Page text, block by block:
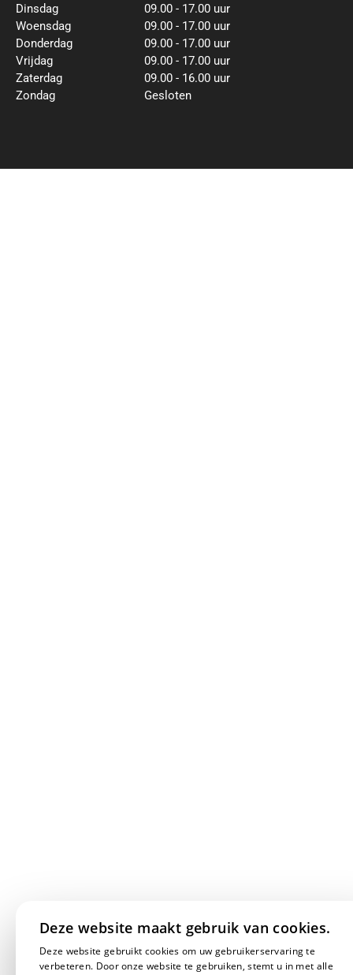
Dinsdag
09.00 - 17.00 uur
Woensdag
09.00 - 17.00 uur
Donderdag
09.00 - 17.00 uur
Vrijdag
09.00 - 17.00 uur
Zaterdag
09.00 - 16.00 uur
Zondag
Gesloten
Deze website maakt gebruik van cookies.
Deze website gebruikt cookies om uw gebruikerservaring te
verbeteren. Door onze website te gebruiken, stemt u in met alle